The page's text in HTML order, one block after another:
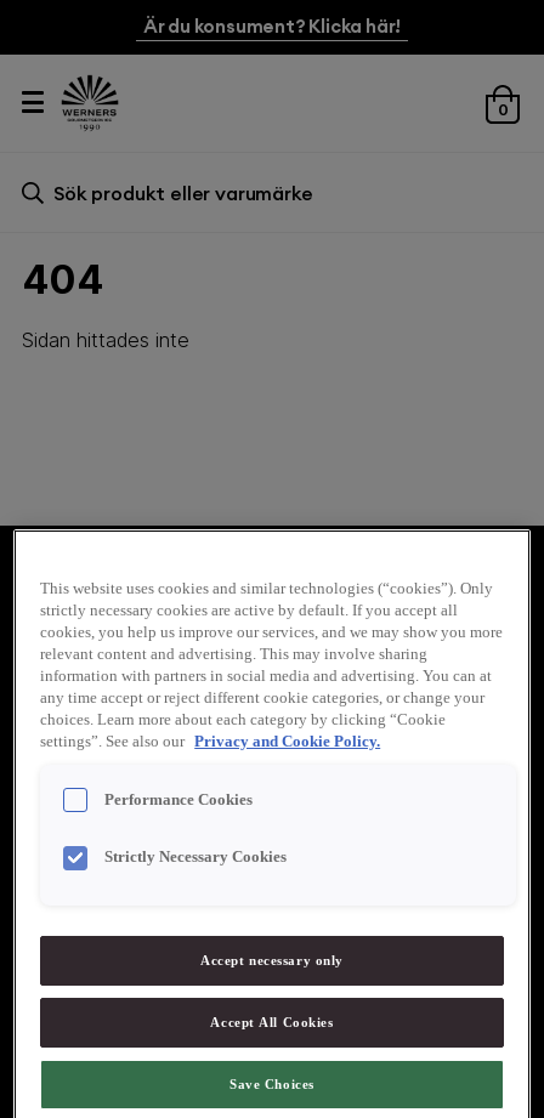
Är du konsument? Klicka här!
0
Sök
404
Sidan hittades inte
”Werners målsättning är att alltid vara i frontlinjen när det gäller
följt företaget sedan starten 1990 och som alltid uppskattas av
532 37 Skara
Marknad-, Försäljningskontor
This website uses cookies and similar technologies (“cookies”). Only
strictly necessary cookies are active by default. If you accept all
cookies, you help us improve our services, and we may show you more
relevant content and advertising. This may involve sharing
information with partners in social media and advertising. You can at
any time accept or reject different cookie categories, or change your
choices. Learn more about each category by clicking “Cookie
settings”. See also our Privacy and Cookie Policy.
Performance Cookies
Strictly Necessary Cookies
Accept necessary only
Accept All Cookies
Save Choices